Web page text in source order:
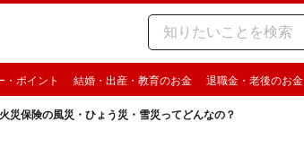
・ポイント 結婚・出産・教育のお金 退職金・老後のお金
火災保険の風災・ひょう災・雪災ってどんなの？